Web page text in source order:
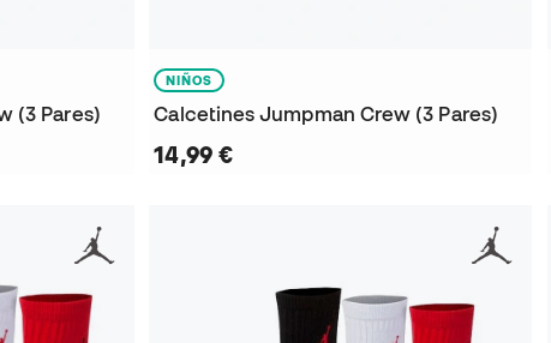
(3 Pares)
NIÑOS
Calcetines Jumpman Crew (3 Pares)
14,99 €